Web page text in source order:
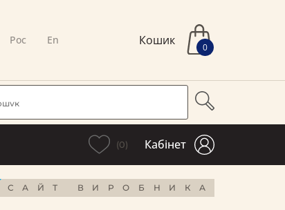
Рос En Кошик 0
(0) Кабінет
САЙТ ВИРОБНИКА